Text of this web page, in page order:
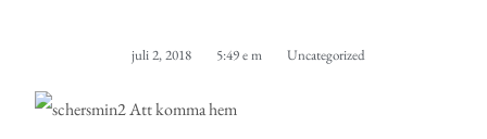
juli 2, 2018 5:49 e m Uncategorized